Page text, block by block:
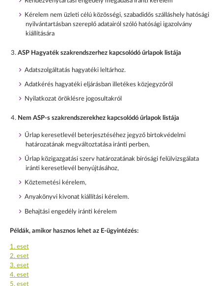
Kérelem nem üzleti célú közösségi, szabadidős szálláshely hatósági
nyilvántartásban szereplő adatairól szóló hatósági igazolvány
kiállítására
ASP Hagyaték szakrendszerhez kapcsolódó űrlapok listája
Adatszolgáltatás hagyatéki leltárhoz.
Adatkérés hagyatéki eljárásban illetékes közjegyzőről
Nyilatkozat öröklésre jogosultakról
Nem ASP-s szakrendszerekhez kapcsolódó űrlapok listája
Űrlap keresetlevél beterjesztéséhez jegyző birtokvédelmi
határozatának megváltoztatása iránti perben,
Űrlap közigazgatási szerv határozatának bírósági felülvizsgálata
iránti keresetlevél benyújtásához,
Köztemetési kérelem,
Anyakönyvi kivonat kiállítási kérelem.
Behajtási engedély iránti kérelem
Példák, amikor hasznos lehet az E-ügyintézés:
1. eset
2. eset
3. eset
4. eset
5. eset